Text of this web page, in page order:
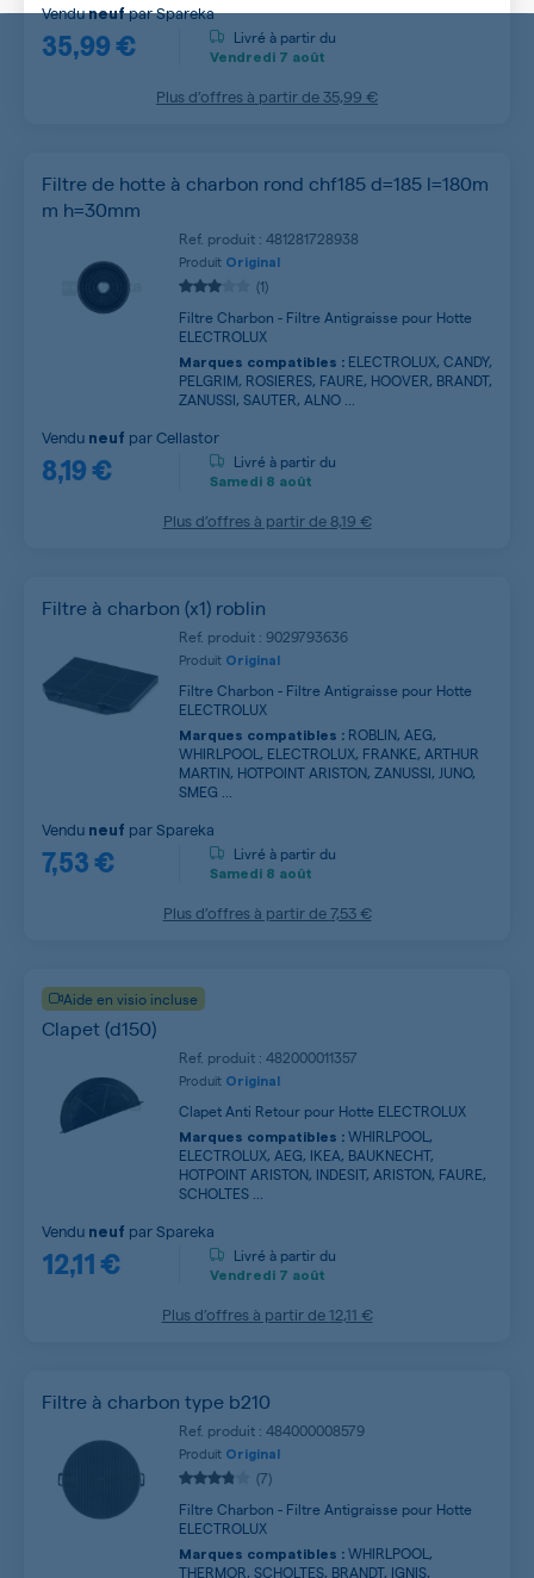
35,99 €
VenduneufparSpareka
Livré à partir du
Vendredi 7 août
Plus d’offres à partir de 35,99 €
Filtre de hotte à charbon rond chf185 d=185 l=180m
m h=30mm
Ref. produit : 481281728938
Produit Original
(1)
Filtre Charbon - Filtre Antigraisse pour Hotte
ELECTROLUX
Marques compatibles : ELECTROLUX, CANDY,
PELGRIM, ROSIERES, FAURE, HOOVER, BRANDT,
ZANUSSI, SAUTER, ALNO ...
8,19 €
Vendu neuf parCellastor
Livré à partir du
Samedi 8 août
Plus d’offres à partir de8,19 €
Filtre à charbon (x1) roblin
Ref. produit : 9029793636
Produit Original
Filtre Charbon - Filtre Antigraisse pour Hotte
ELECTROLUX
Marques compatibles : ROBLIN, AEG,
WHIRLPOOL, ELECTROLUX, FRANKE, ARTHUR
MARTIN, HOTPOINT ARISTON, ZANUSSI, JUNO,
SMEG ...
7,53 €
Vendu neuf parSpareka
Livré à partir du
Samedi 8 août
Plus d’offres à partir de7,53 €
Aide en visio incluse
Clapet (d150)
Ref. produit : 482000011357
Produit Original
Clapet Anti Retour pour Hotte ELECTROLUX
Marques compatibles : WHIRLPOOL,
ELECTROLUX, AEG, IKEA, BAUKNECHT,
HOTPOINT ARISTON, INDESIT, ARISTON, FAURE,
SCHOLTES ...
12,11 €
Vendu neuf parSpareka
Livré à partir du
Vendredi 7 août
Plus d’offres à partir de12,11 €
Filtre à charbon type b210
Ref. produit : 484000008579
Produit Original
(7)
Filtre Charbon - Filtre Antigraisse pour Hotte
ELECTROLUX
Marques compatibles : WHIRLPOOL,
THERMOR, SCHOLTES, BRANDT, IGNIS,